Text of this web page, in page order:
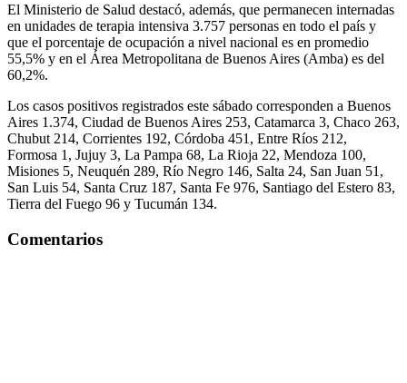
El Ministerio de Salud destacó, además, que permanecen internadas
en unidades de terapia intensiva 3.757 personas en todo el país y
que el porcentaje de ocupación a nivel nacional es en promedio
55,5% y en el Área Metropolitana de Buenos Aires (Amba) es del
60,2%.
Los casos positivos registrados este sábado corresponden a Buenos
Aires 1.374, Ciudad de Buenos Aires 253, Catamarca 3, Chaco 263,
Chubut 214, Corrientes 192, Córdoba 451, Entre Ríos 212,
Formosa 1, Jujuy 3, La Pampa 68, La Rioja 22, Mendoza 100,
Misiones 5, Neuquén 289, Río Negro 146, Salta 24, San Juan 51,
San Luis 54, Santa Cruz 187, Santa Fe 976, Santiago del Estero 83,
Tierra del Fuego 96 y Tucumán 134.
Comentarios